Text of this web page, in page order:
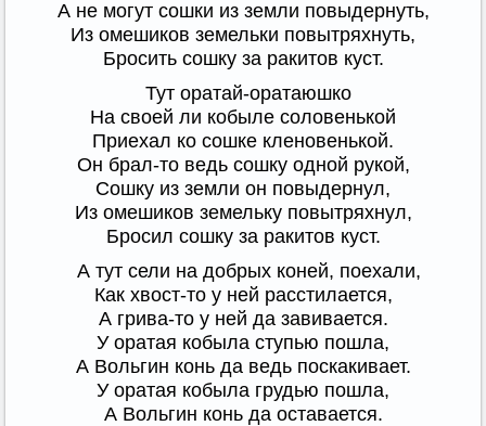
А не могут сошки из земли повыдернуть,
Из омешиков земельки повытряхнуть,
Бросить сошку за ракитов куст.
Тут оратай-оратаюшко
На своей ли кобыле соловенькой
Приехал ко сошке кленовенькой.
Он брал-то ведь сошку одной рукой,
Сошку из земли он повыдернул,
Из омешиков земельку повытряхнул,
Бросил сошку за ракитов куст.
А тут сели на добрых коней, поехали,
Как хвост-то у ней расстилается,
А грива-то у ней да завивается.
У оратая кобыла ступью пошла,
А Вольгин конь да ведь поскакивает.
У оратая кобыла грудью пошла,
А Вольгин конь да оставается.